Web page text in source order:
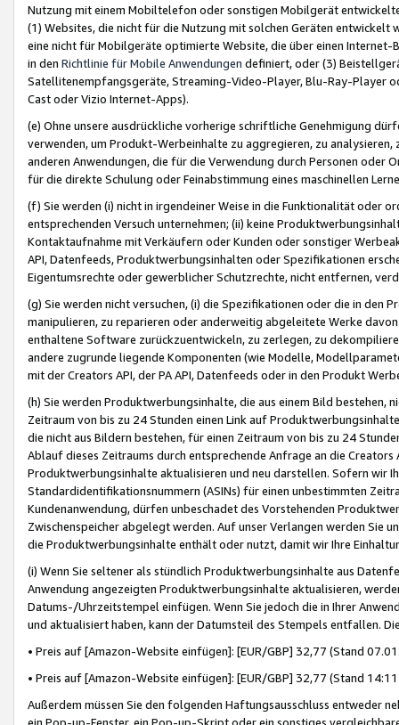
Nutzung mit einem Mobiltelefon oder sonstigen Mobilgerät
(1) Websites, die nicht für die Nutzung mit solchen Geräten
eine nicht für Mobilgeräte optimierte Website, die über einen
in den Richtlinie für Mobile Anwendungen definiert, oder (3)
Satellitenempfangsgeräte, Streaming-Video-Player, Blu-Ray-Player
Cast oder Vizio Internet-Apps).
(e) Ohne unsere ausdrückliche vorherige schriftliche Genehmigung
verwenden, um Produkt-Werbeinhalte zu aggregieren, zu
anderen Anwendungen, die für die Verwendung durch Personen
für die direkte Schulung oder Feinabstimmung eines maschinellen
(f) Sie werden (i) nicht in irgendeiner Weise in die Funktionalität oder
entsprechenden Versuch unternehmen; (ii) keine
Kontaktaufnahme mit Verkäufern oder Kunden oder sonstiger
API, Datenfeeds, Produktwerbungsinhalten oder Spezifikationen
Eigentumsrechte oder gewerblicher Schutzrechte, nicht entfernen,
(g) Sie werden nicht versuchen, (i) die Spezifikationen oder die in
manipulieren, zu reparieren oder anderweitig abgeleitete Werke
enthaltene Software zurückzuentwickeln, zu zerlegen, zu
andere zugrunde liegende Komponenten (wie Modelle,
mit der Creators API, der PA API, Datenfeeds oder in den Produkt
(h) Sie werden Produktwerbungsinhalte, die aus einem Bild bestehen,
Zeitraum von bis zu 24 Stunden einen Link auf
die nicht aus Bildern bestehen, für einen Zeitraum von bis zu 24
Ablauf dieses Zeitraums durch entsprechende Anfrage an die
Produktwerbungsinhalte aktualisieren und neu darstellen. Sofern wir
Standardidentifikationsnummern (ASINs) für einen unbestimmten
Kundenanwendung, dürfen unbeschadet des Vorstehenden
Zwischenspeicher abgelegt werden. Auf unser Verlangen werden Sie
die Produktwerbungsinhalte enthält oder nutzt, damit wir Ihre
(i) Wenn Sie seltener als stündlich Produktwerbungsinhalte aus
Anwendung angezeigten Produktwerbungsinhalte aktualisieren,
Datums-/Uhrzeitstempel einfügen. Wenn Sie jedoch die in Ihrer
und aktualisiert haben, kann der Datumsteil des Stempels entfallen.
• Preis auf [Amazon-Website einfügen]: [EUR/GBP] 32,77 (Stand
• Preis auf [Amazon-Website einfügen]: [EUR/GBP] 32,77 (Stand
Außerdem müssen Sie den folgenden Haftungsausschluss entweder
ein Pop-up-Fenster, ein Pop-up-Skript oder ein sonstiges